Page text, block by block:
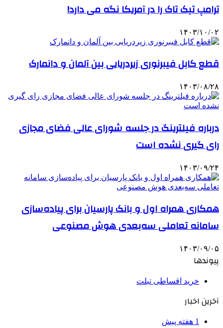
ترامپ تیک تاک را در آمریکا نگه می دارد!
۱۴۰۳/۱۰/۰۲
قطع کابل فیبرنوری زیردریایی بین آلمان و دانمارک
۱۴۰۳/۰۸/۲۸
درباره فیلترینگ در جلسه شورای عالی فضای مجازی
رای گیری نشده است
۱۴۰۳/۰۹/۲۴
همکاری همراه اول و بانک پارسیان برای پیاده‌سازی
سامانه تعاملی سه‌بعدی هوش مصنوعی
۱۴۰۳/۰۹/۰۵
پیوندها
خرید اقساطی تبلت
آخرین اخبار
1 هفته پیش